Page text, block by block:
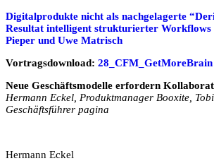
Digitalprodukte nicht als nachgelagerte
Resultat intelligent strukturierter
Pieper und Uwe Matrisch
Vortragsdownload: 28_CFM_GetMoreBrain
Neue Geschäftsmodelle erfordern
Hermann Eckel, Produktmanager Booxite,
Geschäftsführer pagina
Hermann Eckel